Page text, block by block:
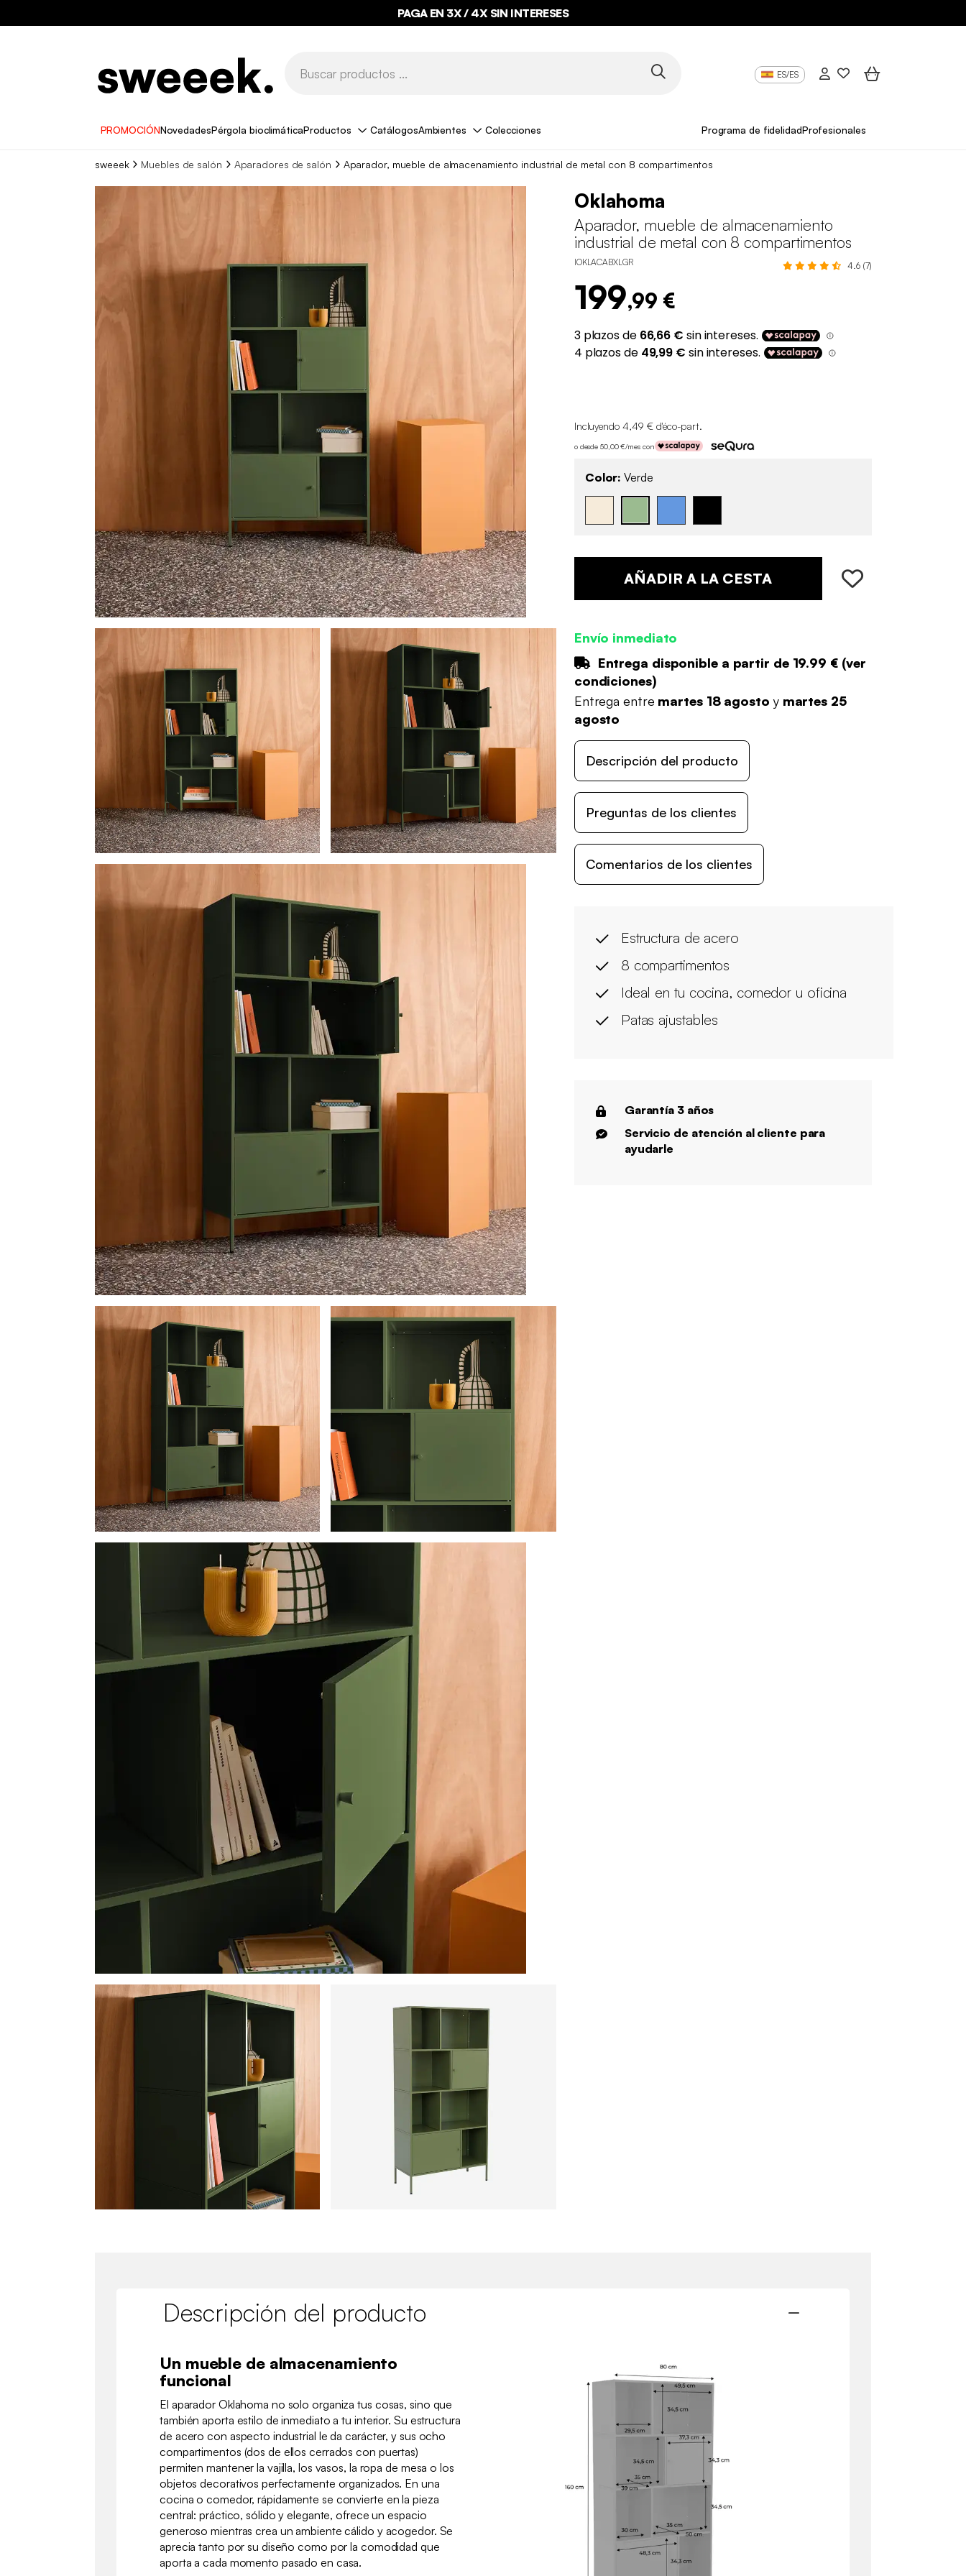
PAGA EN 3X / 4X SIN INTERESES
ES/ES
PROMOCIÓNNovedadesPérgola bioclimáticaProductos CatálogosAmbientes Colecciones Programa de fidelidadProfesionales
sweeek Muebles de salón Aparadores de salón Aparador, mueble de almacenamiento industrial de metal con 8 compartimentos
Oklahoma
Aparador, mueble de almacenamiento
industrial de metal con 8 compartimentos
IOKLACABXLGR 4.6 (7)
199,99 €
Incluyendo 4,49 € d'éco-part.
o desde 50,00 €/mes con
Color: Verde
AÑADIR A LA CESTA
Envío inmediato
Entrega disponible a partir de 19.99 €(ver
condiciones)
Entrega entre martes 18 agosto y martes 25
agosto
Descripción del producto
Preguntas de los clientes
Comentarios de los clientes
Estructura de acero
8 compartimentos
Ideal en tu cocina, comedor u oficina
Patas ajustables
Garantía 3 años
Servicio de atención al cliente para
ayudarle
Descripción del producto
Un mueble de almacenamiento
funcional
El aparador Oklahoma no solo organiza tus cosas, sino que
también aporta estilo de inmediato a tu interior. Su estructura
de acero con aspecto industrial le da carácter, y sus ocho
compartimentos (dos de ellos cerrados con puertas)
permiten mantener la vajilla, los vasos, la ropa de mesa o los
objetos decorativos perfectamente organizados. En una
cocina o comedor, rápidamente se convierte en la pieza
central: práctico, sólido y elegante, ofrece un espacio
generoso mientras crea un ambiente cálido y acogedor. Se
aprecia tanto por su diseño como por la comodidad que
aporta a cada momento pasado en casa.